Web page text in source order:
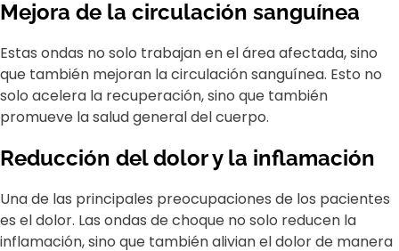
Mejora de la circulación sanguínea
Estas ondas no solo trabajan en el área afectada, sino
que también mejoran la circulación sanguínea. Esto no
solo acelera la recuperación, sino que también
promueve la salud general del cuerpo.
Reducción del dolor y la inflamación
Una de las principales preocupaciones de los pacientes
es el dolor. Las ondas de choque no solo reducen la
inflamación, sino que también alivian el dolor de manera